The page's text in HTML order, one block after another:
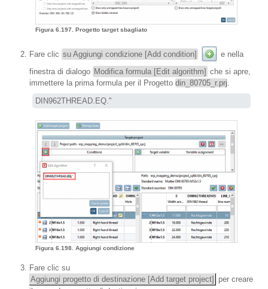
Figura 6.197. Progetto target sbagliato
Fare clic su Aggiungi condizione [Add condition]
e nella
finestra di dialogo Modifica formula [Edit algorithm] che si apre,
immettere la prima formula per il Progetto din_80705_r.prj
DIN962THREAD.EQ.''
Figura 6.198. Aggiungi condizione
Fare clic su
Aggiungi progetto di destinazione [Add target project]
per creare